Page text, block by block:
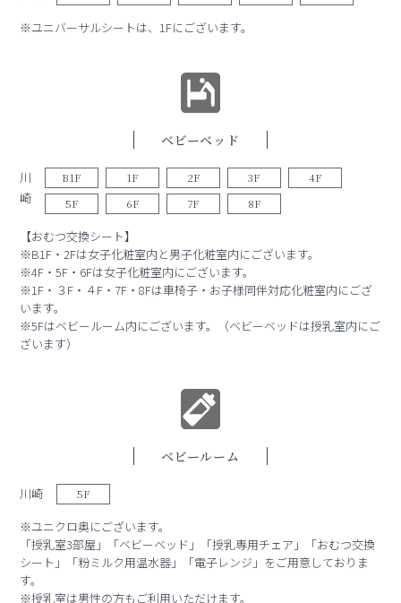
※ユニバーサルシートは、1Fにございます。
ベビーベッド
川
崎
B1F 1F 2F 3F
4F
5F
6F 7F 8F
【おむつ交換シート】
※B1F・2Fは女子化粧室内と男子化粧室内にございます。
※4F・5F・6Fは女子化粧室内にございます。
※1F・３F・４F・7F・8Fは車椅子・お子様同伴対応化粧室内にござ
います。
※5Fはベビールーム内にございます。（ベビーベッドは授乳室内にご
ざいます）
ベビールーム
川崎 5F
※ユニクロ奥にございます。
「授乳室3部屋」「ベビーベッド」「授乳専用チェア」「おむつ交換
シート」「粉ミルク用温水器」「電子レンジ」をご用意しておりま
す。
※授乳室は男性の方もご利用いただけます。